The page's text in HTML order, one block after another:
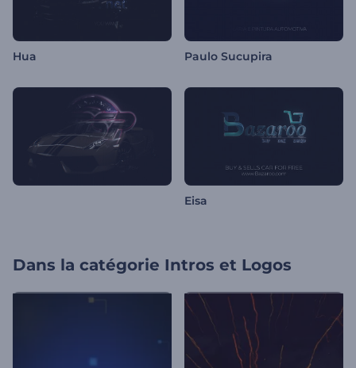
Hua Paulo Sucupira
Eisa
Dans la catégorie Intros et Logos